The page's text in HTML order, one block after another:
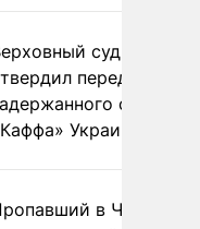
суд Швеции
передачу
Украине
в